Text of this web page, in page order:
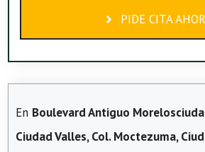
PIDE CITA
En Boulevard Antiguo
Ciudad Valles, Col. Moctezuma,